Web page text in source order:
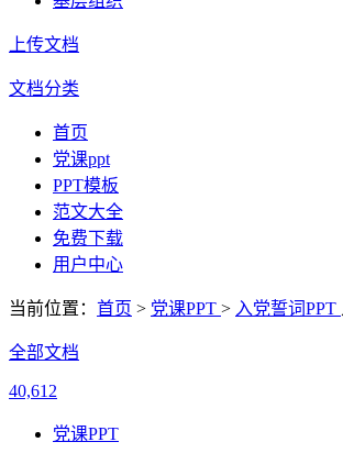
上传文档
文档分类
首页
党课ppt
PPT模板
范文大全
免费下载
用户中心
当前位置： 首页 > 党课PPT > 入党誓词PPT
全部文档
40,612
党课PPT